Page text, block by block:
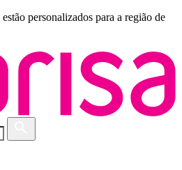
estão personalizados para a região de